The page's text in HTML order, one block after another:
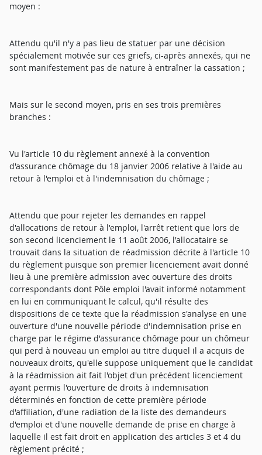
moyen :
Attendu qu'il n'y a pas lieu de statuer par une décision
spécialement motivée sur ces griefs, ci-après annexés, qui ne
sont manifestement pas de nature à entraîner la cassation ;
Mais sur le second moyen, pris en ses trois premières
branches :
Vu l'article 10 du règlement annexé à la convention
d'assurance chômage du 18 janvier 2006 relative à l'aide au
retour à l'emploi et à l'indemnisation du chômage ;
Attendu que pour rejeter les demandes en rappel
d'allocations de retour à l'emploi, l'arrêt retient que lors de
son second licenciement le 11 août 2006, l'allocataire se
trouvait dans la situation de réadmission décrite à l'article 10
du règlement puisque son premier licenciement avait donné
lieu à une première admission avec ouverture des droits
correspondants dont Pôle emploi l'avait informé notamment
en lui en communiquant le calcul, qu'il résulte des
dispositions de ce texte que la réadmission s'analyse en une
ouverture d'une nouvelle période d'indemnisation prise en
charge par le régime d'assurance chômage pour un chômeur
qui perd à nouveau un emploi au titre duquel il a acquis de
nouveaux droits, qu'elle suppose uniquement que le candidat
à la réadmission ait fait l'objet d'un précédent licenciement
ayant permis l'ouverture de droits à indemnisation
déterminés en fonction de cette première période
d'affiliation, d'une radiation de la liste des demandeurs
d'emploi et d'une nouvelle demande de prise en charge à
laquelle il est fait droit en application des articles 3 et 4 du
règlement précité ;